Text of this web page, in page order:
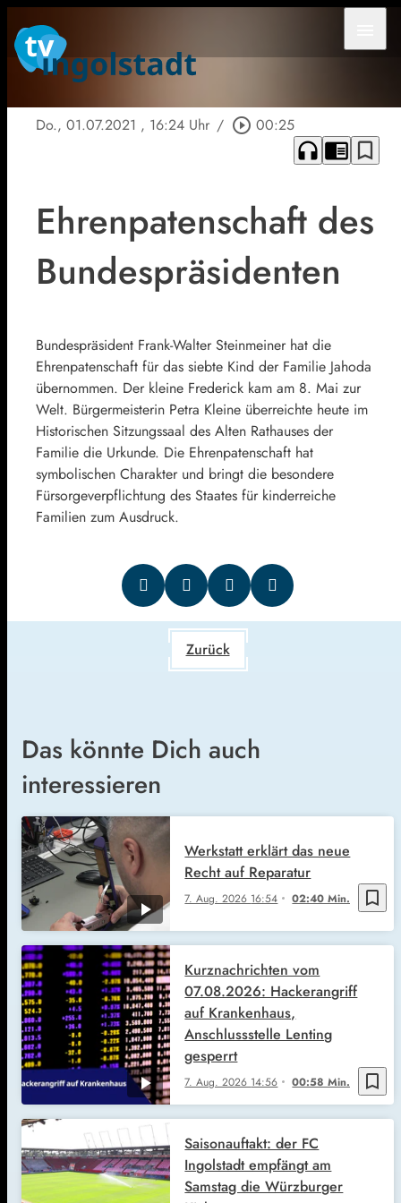
Do., 01.07.2021 , 16:24 Uhr / play_circle_outline 00:25
headphones chrome_reader_mode bookmark_border
Ehrenpatenschaft des
Bundespräsidenten
Bundespräsident Frank-Walter Steinmeiner hat die
Ehrenpatenschaft für das siebte Kind der Familie Jahoda
übernommen. Der kleine Frederick kam am 8. Mai zur
Welt. Bürgermeisterin Petra Kleine überreichte heute im
Historischen Sitzungssaal des Alten Rathauses der
Familie die Urkunde. Die Ehrenpatenschaft hat
symbolischen Charakter und bringt die besondere
Fürsorgeverpflichtung des Staates für kinderreiche
Familien zum Ausdruck.
Zurück
Das könnte Dich auch
interessieren
bookmark_border
7. Aug. 2026 16:54 02:40 Min.
Werkstatt erklärt das neue
Recht auf Reparatur
bookmark_border
7. Aug. 2026 14:56 00:58 Min.
Kurznachrichten vom
07.08.2026: Hackerangriff
auf Krankenhaus,
Anschlussstelle Lenting
gesperrt
Saisonauftakt: der FC
Ingolstadt empfängt am
Samstag die Würzburger